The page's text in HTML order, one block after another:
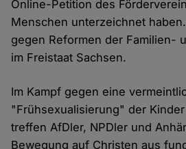
Online-Petition des
Menschen unterzeichnet
gegen Reformen der Familien-
im Freistaat Sachsen.
Im Kampf gegen eine
"Frühsexualisierung" der
treffen AfDler, NPDler und
Bewegung auf Christen aus